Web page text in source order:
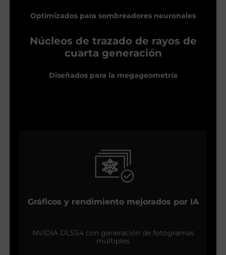
Optimizados para sombreadores neuronales
Núcleos de trazado de rayos de
cuarta generación
Diseñados para la megageometría
Gráficos y rendimiento mejorados por IA
NVIDIA DLSS4 con generación de fotogramas
múltiples